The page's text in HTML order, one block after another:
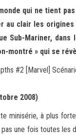
qui ne tient
au clair les
Sub-Mariner,
montré » qui se
#2 [Marvel]
2008)
minisérie, à plus
une fois toutes